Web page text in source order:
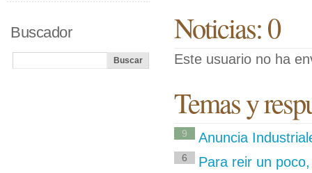
Noticias: 0
Este usuario no ha
Temas y
9 Anuncia
6 Para reir un
Buscador